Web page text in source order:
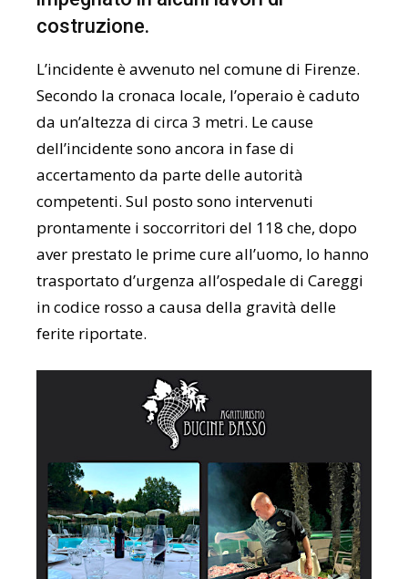
costruzione.
L’incidente è avvenuto nel comune di Firenze.
Secondo la cronaca locale, l’operaio è caduto
da un’altezza di circa 3 metri. Le cause
dell’incidente sono ancora in fase di
accertamento da parte delle autorità
competenti. Sul posto sono intervenuti
prontamente i soccorritori del 118 che, dopo
aver prestato le prime cure all’uomo, lo hanno
trasportato d’urgenza all’ospedale di Careggi
in codice rosso a causa della gravità delle
ferite riportate.